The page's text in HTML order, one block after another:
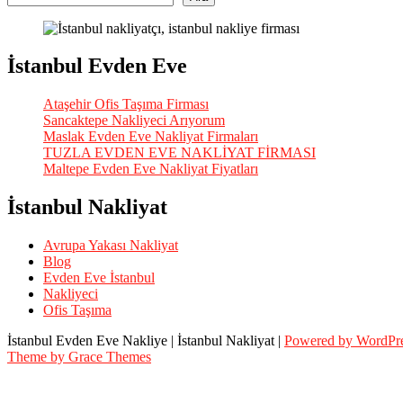
İstanbul Evden Eve
Ataşehir Ofis Taşıma Firması
Sancaktepe Nakliyeci Arıyorum
Maslak Evden Eve Nakliyat Firmaları
TUZLA EVDEN EVE NAKLİYAT FİRMASI
Maltepe Evden Eve Nakliyat Fiyatları
İstanbul Nakliyat
Avrupa Yakası Nakliyat
Blog
Evden Eve İstanbul
Nakliyeci
Ofis Taşıma
İstanbul Evden Eve Nakliye | İstanbul Nakliyat | Powered by
Theme by Grace Themes